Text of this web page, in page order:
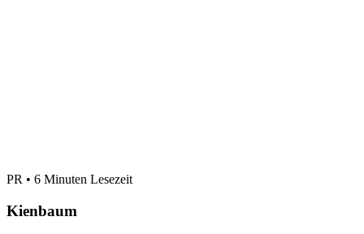
PR • 6 Minuten Lesezeit
Kienbaum